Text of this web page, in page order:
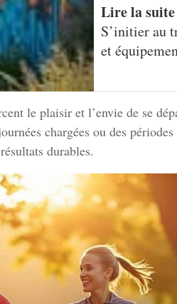
Lire la suite
S’initier au
et
le plaisir et l’envie de se
chargées ou des
durables.